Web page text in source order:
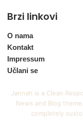
Brzi linkovi
O nama
Kontakt
Impressum
Učlani se
Jannah is a Clean
News and Blog
completely